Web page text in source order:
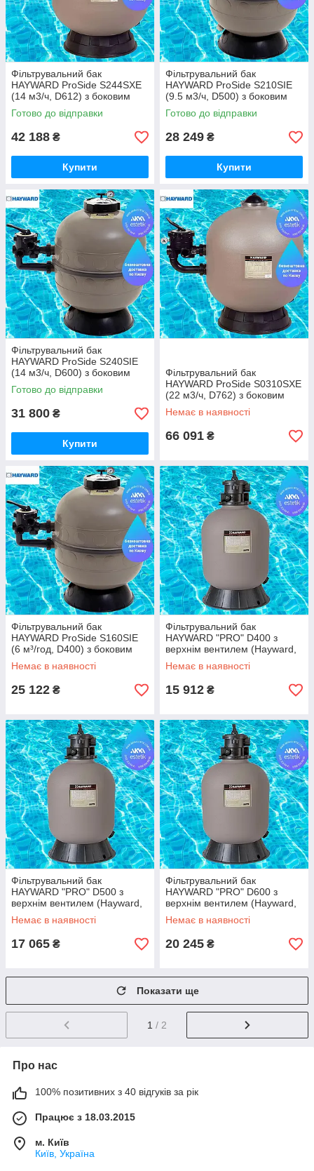
Фільтрувальний бак
HAYWARD ProSide S244SXE
(14 м3/ч, D612) з боковим
вентилем — піщаний фільтр
для басейну (Hayward,
Готово до відправки
42 188 ₴
Купити
Фільтрувальний бак
HAYWARD ProSide S210SIE
(9.5 м3/ч, D500) з боковим
вентилем — піщаний фільтр
для басейну (Hayward,
Готово до відправки
28 249 ₴
Купити
Фільтрувальний бак
HAYWARD ProSide S240SIE
(14 м3/ч, D600) з боковим
вентилем — піщаний фільтр
для басейну (Hayward,
Готово до відправки
31 800 ₴
Купити
Фільтрувальний бак
HAYWARD ProSide S0310SXE
(22 м3/ч, D762) з боковим
вентилем — піщаний фільтр
для басейну (Hayward,
Немає в наявності
66 091 ₴
Фільтрувальний бак
HAYWARD ProSide S160SIE
(6 м³/год, D400) з боковим
вентилем — піщаний фільтр
для басейну (Hayward,
Немає в наявності
25 122 ₴
Фільтрувальний бак
HAYWARD "PRO" D400 з
верхнім вентилем (Hayward,
США)
Немає в наявності
15 912 ₴
Фільтрувальний бак
HAYWARD "PRO" D500 з
верхнім вентилем (Hayward,
США)
Немає в наявності
17 065 ₴
Фільтрувальний бак
HAYWARD "PRO" D600 з
верхнім вентилем (Hayward,
США)
Немає в наявності
20 245 ₴
Показати ще
1 / 2
Про нас
100% позитивних з 40 відгуків за рік
Працює з 18.03.2015
м. Київ
Київ, Україна